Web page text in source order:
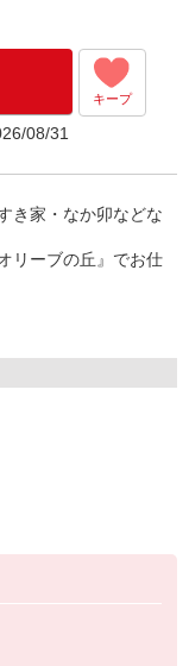
キープ
08/31
き家・なか卯などな
リーブの丘』でお仕
たい
いね！